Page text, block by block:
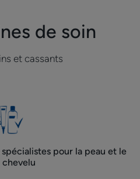
de soin
et cassants
pour la peau et le